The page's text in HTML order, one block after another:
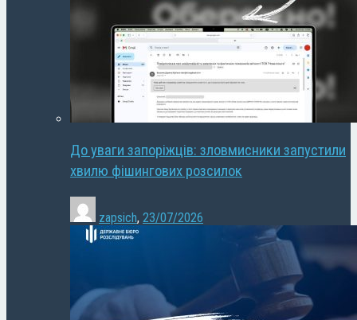
До уваги запоріжців: зловмисники запустили
хвилю фішингових розсилок
zapsich, 23/07/2026